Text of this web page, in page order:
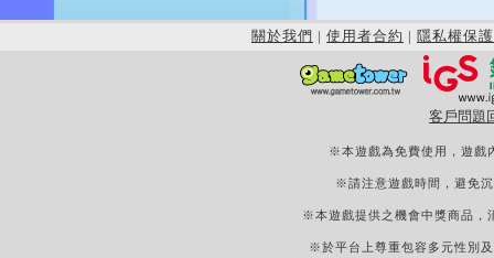
關於我們 | 使用者合約 | 隱私權保護
客戶問題
※本遊戲為免費使用，遊戲
※請注意遊戲時間，避免
※本遊戲提供之機會中獎商品，
※於平台上尊重包容多元性別